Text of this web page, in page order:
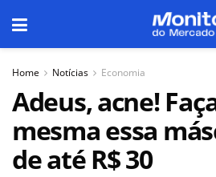
Home Notícias Economia
Adeus, acne!
mesma essa
de até R$ 30